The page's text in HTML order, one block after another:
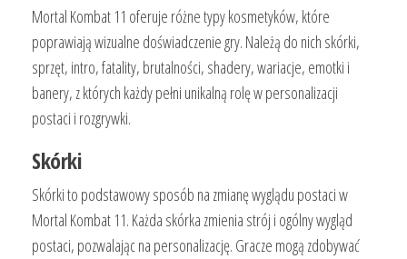
Mortal Kombat 11 oferuje różne typy kosmetyków, które
poprawiają wizualne doświadczenie gry. Należą do nich skórki,
sprzęt, intro, fatality, brutalności, shadery, wariacje, emotki i
banery, z których każdy pełni unikalną rolę w personalizacji
postaci i rozgrywki.
Skórki
Skórki to podstawowy sposób na zmianę wyglądu postaci w
Mortal Kombat 11. Każda skórka zmienia strój i ogólny wygląd
postaci, pozwalając na personalizację. Gracze mogą zdobywać